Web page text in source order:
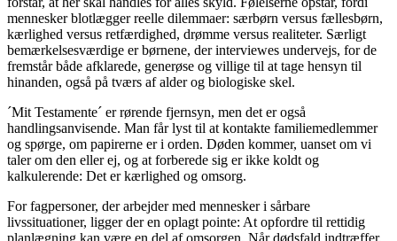
mennesker blotlægger reelle dilemmaer: særbørn versus fællesbørn,
kærlighed versus retfærdighed, drømme versus realiteter. Særligt
bemærkelsesværdige er børnene, der interviewes undervejs, for de
fremstår både afklarede, generøse og villige til at tage hensyn til
hinanden, også på tværs af alder og biologiske skel.
´Mit Testamente´ er rørende fjernsyn, men det er også
handlingsanvisende. Man får lyst til at kontakte familiemedlemmer
og spørge, om papirerne er i orden. Døden kommer, uanset om vi
taler om den eller ej, og at forberede sig er ikke koldt og
kalkulerende: Det er kærlighed og omsorg.
For fagpersoner, der arbejder med mennesker i sårbare
livssituationer, ligger der en oplagt pointe: At opfordre til rettidig